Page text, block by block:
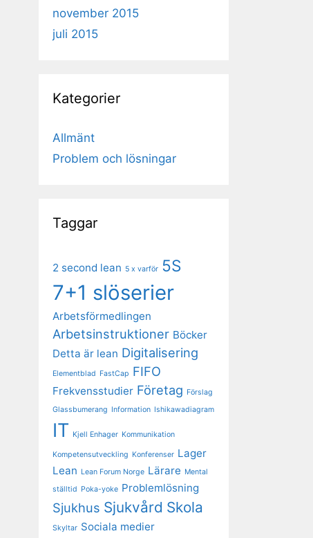
november 2015
juli 2015
Kategorier
Allmänt
Problem och lösningar
Taggar
2 second lean 5 x varför 5S
7+1 slöserier
Arbetsförmedlingen
Arbetsinstruktioner Böcker
Detta är lean Digitalisering
Elementblad FastCap FIFO
Frekvensstudier Företag Förslag
Glassbumerang Information Ishikawadiagram
IT Kjell Enhager Kommunikation
Kompetensutveckling Konferenser Lager
Lean Lean Forum Norge Lärare Mental
ställtid Poka-yoke Problemlösning
Sjukhus Sjukvård Skola
Skyltar Sociala medier